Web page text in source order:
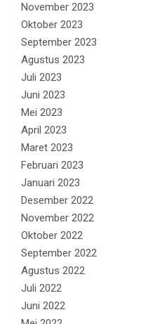
November 2023
Oktober 2023
September 2023
Agustus 2023
Juli 2023
Juni 2023
Mei 2023
April 2023
Maret 2023
Februari 2023
Januari 2023
Desember 2022
November 2022
Oktober 2022
September 2022
Agustus 2022
Juli 2022
Juni 2022